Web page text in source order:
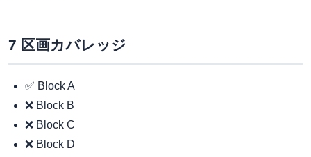
7 区画カバレッジ
✅ Block A
❌ Block B
❌ Block C
❌ Block D